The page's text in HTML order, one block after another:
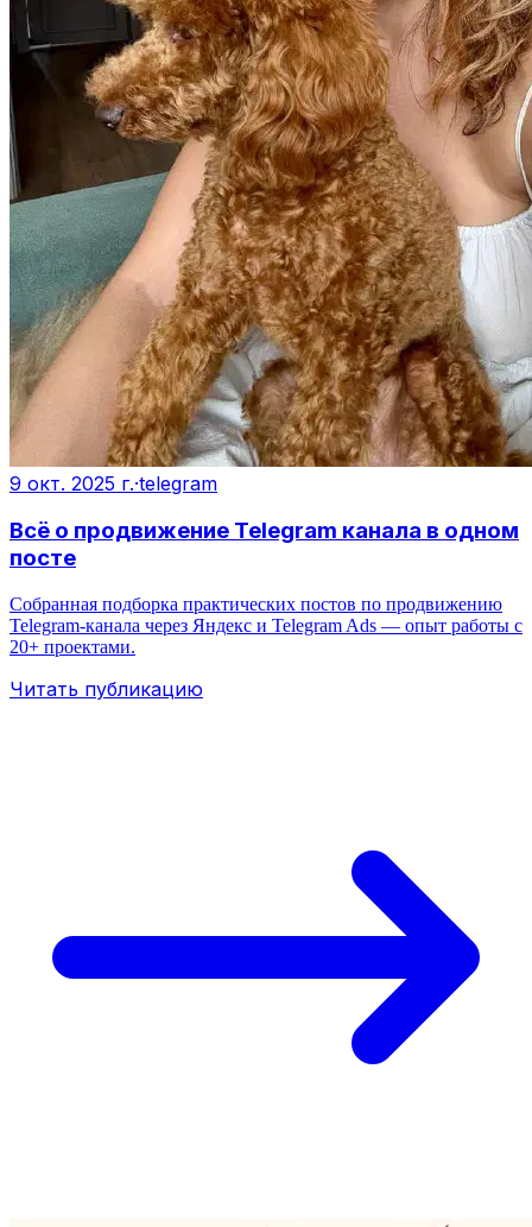
9 окт. 2025 г.·telegram
Всё о продвижение Telegram канала в одном
посте
Собранная подборка практических постов по продвижению
Telegram‑канала через Яндекс и Telegram Ads — опыт работы с
20+ проектами.
Читать публикацию